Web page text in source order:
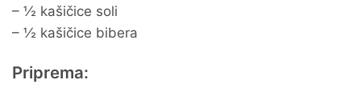
– ½ kašičice soli
– ½ kašičice bibera
Priprema: